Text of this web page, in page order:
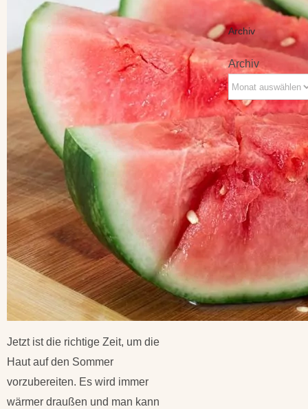
Jetzt ist die richtige Zeit, um die
Haut auf den Sommer
vorzubereiten. Es wird immer
wärmer draußen und man kann
Archiv
Archiv